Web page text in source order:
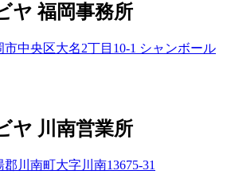
ヤ 福岡事務所
市中央区大名2丁目10-1 シャンボール
ヤ 川南営業所
川南町大字川南13675-31